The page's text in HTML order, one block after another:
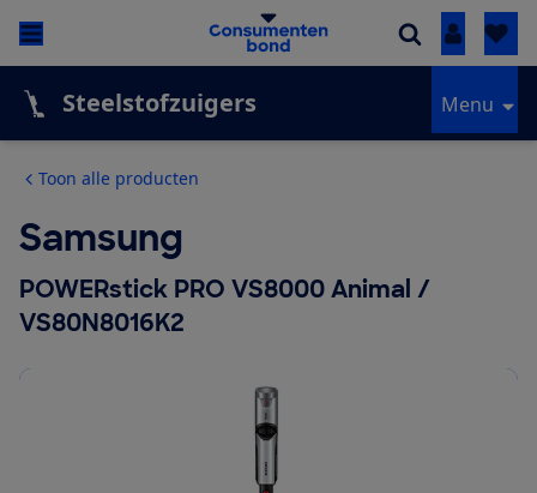
Inloggen
Steelstofzuigers Menu
Toon alle producten
Samsung
POWERstick PRO VS8000 Animal /
VS80N8016K2